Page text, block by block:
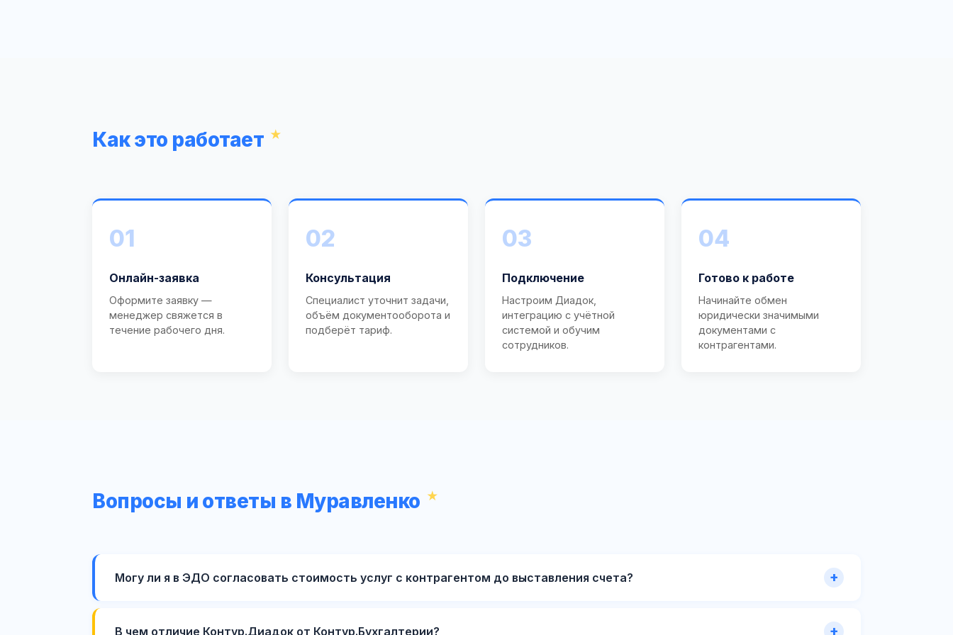
Как это работает
01
Онлайн-заявка
Оформите заявку —
менеджер свяжется в
течение рабочего дня.
02
Консультация
Специалист уточнит задачи,
объём документооборота и
подберёт тариф.
03
Подключение
Настроим Диадок,
интеграцию с учётной
системой и обучим
сотрудников.
04
Готово к работе
Начинайте обмен
юридически значимыми
документами с
контрагентами.
Вопросы и ответы в Муравленко
Могу ли я в ЭДО согласовать стоимость услуг с контрагентом до выставления счета?
В чем отличие Контур.Диадок от Контур.Бухгалтерии?